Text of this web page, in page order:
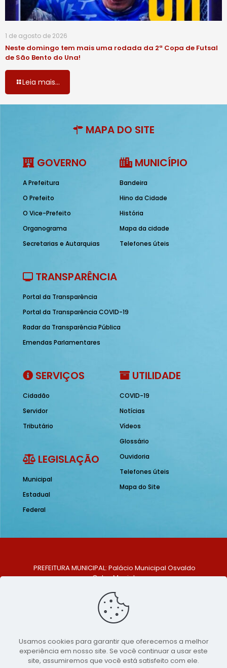
1 de agosto de 2026
Neste domingo tem mais uma rodada da 2ª Copa de Futsal
de São Bento do Una!
Leia mais...
MAPA DO SITE
GOVERNO
A Prefeitura
O Prefeito
O Vice-Prefeito
Organograma
Secretarias e Autarquias
MUNICÍPIO
Bandeira
Hino da Cidade
História
Mapa da cidade
Telefones úteis
TRANSPARÊNCIA
Portal da Transparência
Portal da Transparência COVID-19
Radar da Transparência Pública
Emendas Parlamentares
SERVIÇOS
Cidadão
Servidor
Tributário
LEGISLAÇÃO
Municipal
Estadual
Federal
UTILIDADE
COVID-19
Notícias
Vídeos
Glossário
Ouvidoria
Telefones úteis
Mapa do Site
PREFEITURA MUNICIPAL: Palácio Municipal Osvaldo
Celso Maciel
Centro, São Bento do Una - PE. CEP: 553370-128
TELEFONE: (81) 99548-1569
E-MAIL: ouvidoria@saobentodouna.pe.gov.br
Copyright 2021-2026 - Assessoria de Comunicação da
Prefeitura de São Bento do Una - PE
Usamos cookies para garantir que oferecemos a melhor
experiência em nosso site. Se você continuar a usar este
site, assumiremos que você está satisfeito com ele.